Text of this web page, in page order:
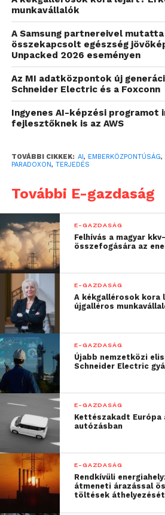
millió pozíció
betöltetlen
ezt szinte
megérzi majd,
magyar
is. A legnagyobb
tehát nem az,
robotok elveszik
állásunkat,
nincs elég
képzett
betöltse azokat. A
megfelelő
megtalálása
életében a
kihívás lesz”
–mondta el Dr. Tóth Ágnes, a
vezérigazgatója.
munkavállalók
A Samsung partnereivel mutatta
összekapcsolt egészség
Unpacked 2026 eseményen
Az MI adatközpontok új
Schneider Electric és a Foxconn
Ingyenes AI-képzési programot
fejlesztőknek is az AWS
TOVÁBBI CIKKEK: AI, EMBERKÖZPONTÚSÁG,
PARADOXON, TERJEDÉS
További E-gazdaság
E-GAZDASÁG
Felhívás a magyar
összefogására az
E-GAZDASÁG
A kékgallérosok kora
újgalléros
E-GAZDASÁG
Újabb nemzetközi
Schneider Electric
E-GAZDASÁG
Kettészakadt Európa
autózásban
E-GAZDASÁG
Rendkívüli
átmeneti árazással
töltések áthelyezését